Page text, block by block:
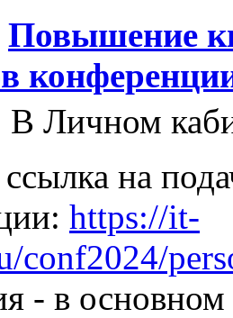
Повышение
В Личном
на
https://it-
conf2024/
- в основном